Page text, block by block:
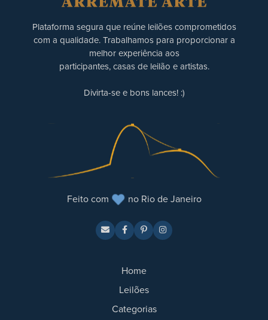
Plataforma segura que reúne leilões comprometidos
com a qualidade. Trabalhamos para proporcionar a
melhor experiência aos
participantes, casas de leilão e artistas.
Divirta-se e bons lances! :)
Feito com no Rio de Janeiro
Home
Leilões
Categorias